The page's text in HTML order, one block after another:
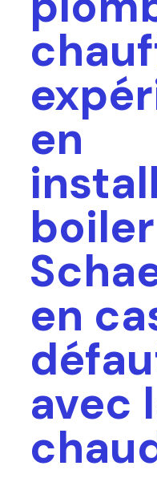
en
boiler
en
avec